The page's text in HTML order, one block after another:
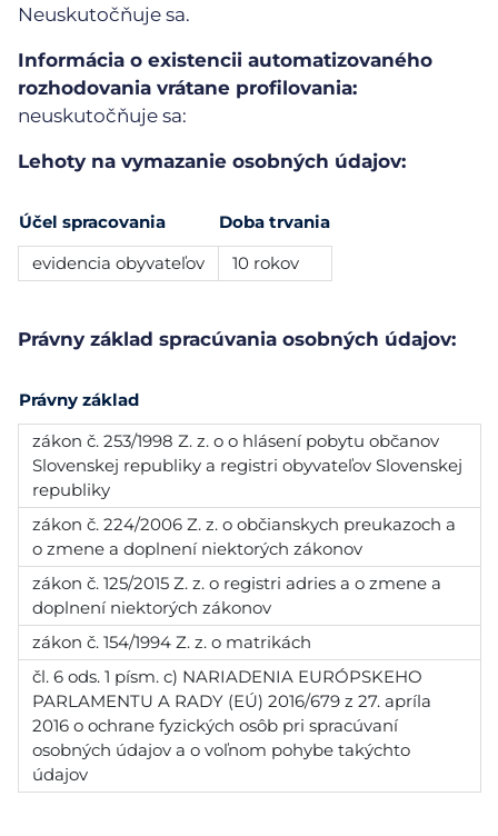
Neuskutočňuje sa.
Informácia o existencii automatizovaného
rozhodovania vrátane profilovania:
neuskutočňuje sa:
Lehoty na vymazanie osobných údajov:
Účel spracovania
Doba trvania
evidencia obyvateľov
10 rokov
Právny základ spracúvania osobných údajov:
Právny základ
zákon č. 253/1998 Z. z. o o hlásení pobytu občanov
Slovenskej republiky a registri obyvateľov Slovenskej
republiky
zákon č. 224/2006 Z. z. o občianskych preukazoch a
o zmene a doplnení niektorých zákonov
zákon č. 125/2015 Z. z. o registri adries a o zmene a
doplnení niektorých zákonov
zákon č. 154/1994 Z. z. o matrikách
čl. 6 ods. 1 písm. c) NARIADENIA EURÓPSKEHO
PARLAMENTU A RADY (EÚ) 2016/679 z 27. apríla
2016 o ochrane fyzických osôb pri spracúvaní
osobných údajov a o voľnom pohybe takýchto
údajov